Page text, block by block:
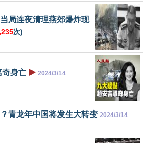
局连夜清理燕郊爆炸现
次)
奇身亡 ▶️ 2024/3/14
青龙年中国将发生大转变 2024/3/14